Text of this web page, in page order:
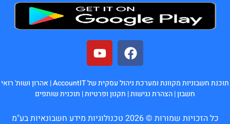
תוכנת חשבוניות מקוונת ומערכת ניהול עסקית של AccountIT |
אהרון ושות' רואי
חשבון|הצהרת נגישות| תקנון ופרטיות| תוכנית שותפים
כל הזכויות שמורות © 2026 טכנולוגיות מידע חשבונאיות בע"מ